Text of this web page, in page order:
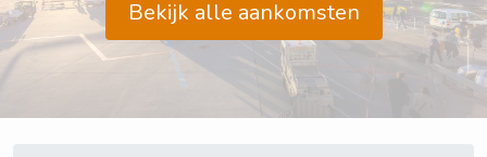
Bekijk alle aankomsten